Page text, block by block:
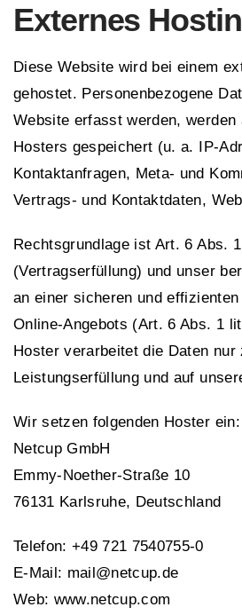
Externes
Diese Website wird bei einem
gehostet. Personenbezogene
Website erfasst werden, werden
Hosters gespeichert (u. a. IP-
Kontaktanfragen, Meta- und
Vertrags- und Kontaktdaten,
Rechtsgrundlage ist Art. 6 Abs.
(Vertragserfüllung) und unser
an einer sicheren und
Online-Angebots (Art. 6 Abs. 1
Hoster verarbeitet die Daten nur
Leistungserfüllung und auf
Wir setzen folgenden Hoster ein:
Netcup GmbH
Emmy-Noether-Straße 10
76131 Karlsruhe, Deutschland
Telefon: +49 721 7540755-0
E-Mail: mail@netcup.de
Web: www.netcup.com